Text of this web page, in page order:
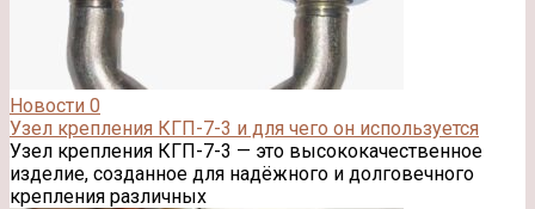
Новости 0
Узел крепления КГП-7-3 и для чего он используется
Узел крепления КГП-7-3 — это высококачественное
изделие, созданное для надёжного и долговечного
крепления различных